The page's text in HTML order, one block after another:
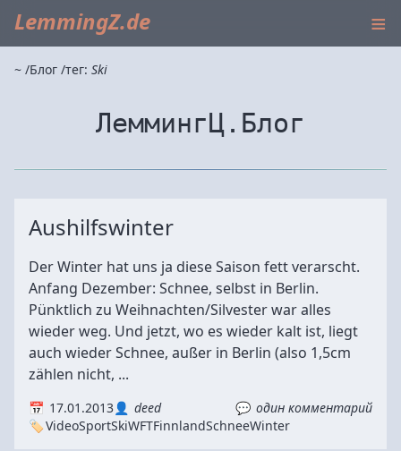
LemmingZ.de ≡
~ Блог тег: Ski
ЛеммингЦ.Блог
Aushilfswinter
Der Winter hat uns ja diese Saison fett verarscht.
Anfang Dezember: Schnee, selbst in Berlin.
Pünktlich zu Weihnachten/Silvester war alles
wieder weg. Und jetzt, wo es wieder kalt ist, liegt
auch wieder Schnee, außer in Berlin (also 1,5cm
zählen nicht, ...
17.01.2013 deed
один комментарий
VideoSportSkiWFTFinnlandSchneeWinter